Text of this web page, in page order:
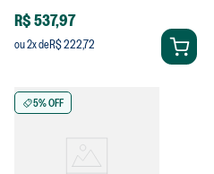
R$ 537,97
ou2x deR$ 222,72
5% OFF